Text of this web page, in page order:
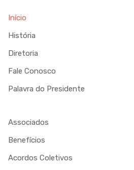
Início
História
Diretoria
Fale Conosco
Palavra do Presidente
Associados
Benefícios
Acordos Coletivos